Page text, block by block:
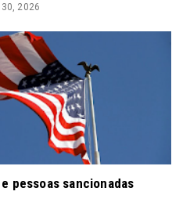
2026
pessoas sancionadas